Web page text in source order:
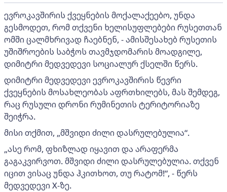
ევროკავშირის ქვეყნების მოქალაქეებო, უნდა
გესმოდეთ, რომ თქვენი ხელისუფლებები რუსეთთან
ომში ცალმხრივად ჩაებნენ, - ამისშესახებ რუსეთის
უშიშროების საბჭოს თავმჯდომარის მოადგილე,
დიმიტრი მედვედევი სოციალურ ქსელში წერს.
დიმიტრი მედვედევი ევროკავშირის წევრი
ქვეყნების მოსახლეობას აფრთხილებს, მას შემდეგ,
რაც რუსული დრონი რუმინეთის ტერიტორიაზე
შეიჭრა.
მისი თქმით, „მშვიდი ძილი დასრულებულია“.
„ასე რომ, ფხიზლად იყავით და არაფერმა
გაგაკვირვოთ. მშვიდი ძილი დასრულებულია. თქვენ
იცით ვისაც უნდა ჰკითხოთ, თუ რატომ!“, - წერს
მედვედევი X-ზე.